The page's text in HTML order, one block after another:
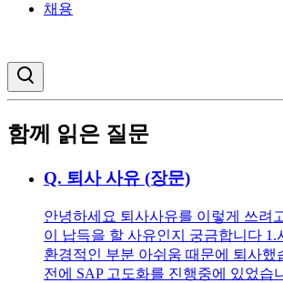
채용
함께 읽은 질문
Q. 퇴사 사유 (장문)
안녕하세요 퇴사사유를 이렇게 쓰려
이 납득을 할 사유인지 궁금합니다 1.
환경적인 부분 아쉬움 때문에 퇴사했
전에 SAP 고도화를 진행중에 있었습